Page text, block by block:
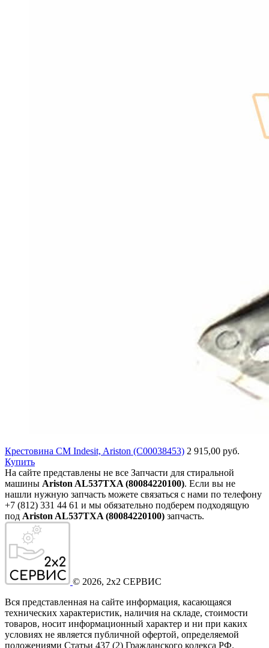
Крестовина СМ Indesit, Ariston (C00038453) 2 915,00 руб.
Купить
На сайте представлены не все Запчасти для стиральной
машины Ariston AL537TXA (80084220100). Если вы не
нашли нужную запчасть можете связаться с нами по телефону
+7 (812) 331 44 61 и мы обязательно подберем подходящую
под Ariston AL537TXA (80084220100) запчасть.
© 2026, 2x2 СЕРВИС
Вся представленная на сайте информация, касающаяся
технических характеристик, наличия на складе, стоимости
товаров, носит информационный характер и ни при каких
условиях не является публичной офертой, определяемой
положениями Статьи 437 (2) Гражданского кодекса РФ.